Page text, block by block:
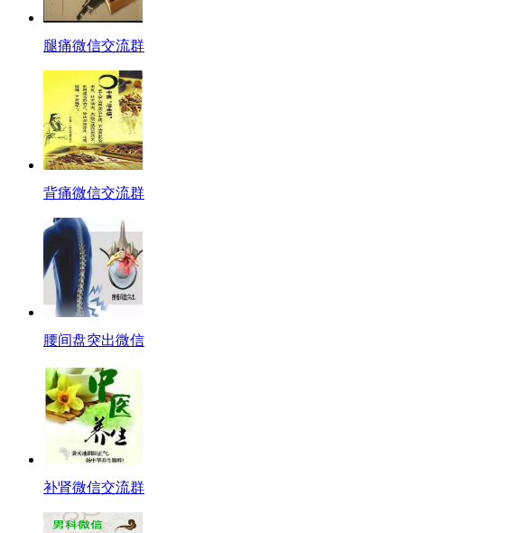
腿痛微信交流群
背痛微信交流群
腰间盘突出微信
补肾微信交流群